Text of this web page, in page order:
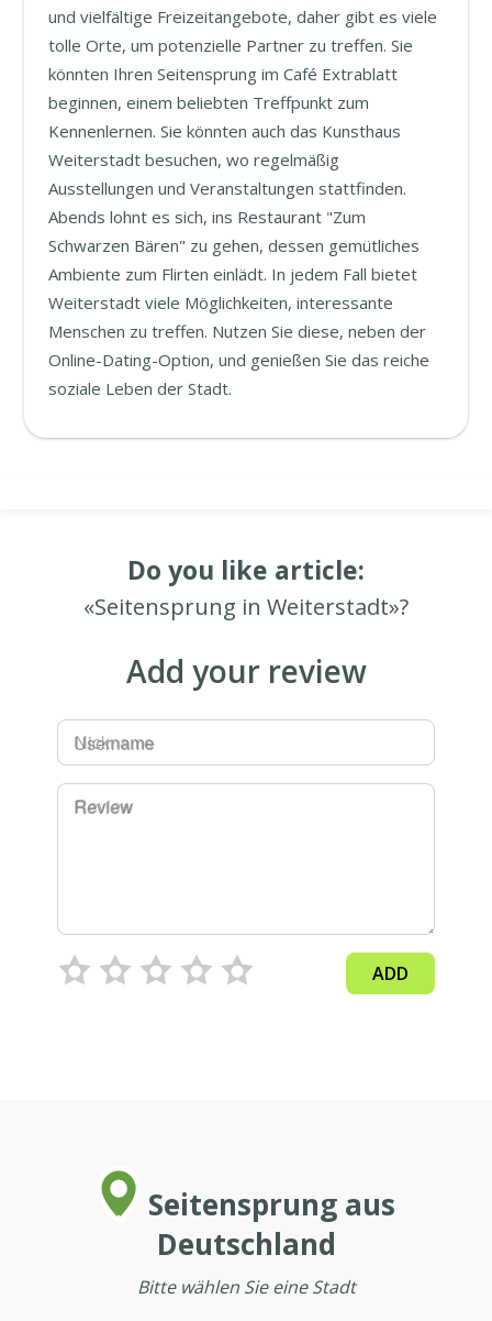
und vielfältige Freizeitangebote, daher gibt es viele
tolle Orte, um potenzielle Partner zu treffen. Sie
könnten Ihren Seitensprung im Café Extrablatt
beginnen, einem beliebten Treffpunkt zum
Kennenlernen. Sie könnten auch das Kunsthaus
Weiterstadt besuchen, wo regelmäßig
Ausstellungen und Veranstaltungen stattfinden.
Abends lohnt es sich, ins Restaurant "Zum
Schwarzen Bären" zu gehen, dessen gemütliches
Ambiente zum Flirten einlädt. In jedem Fall bietet
Weiterstadt viele Möglichkeiten, interessante
Menschen zu treffen. Nutzen Sie diese, neben der
Online-Dating-Option, und genießen Sie das reiche
soziale Leben der Stadt.
Do you like article:
«Seitensprung in Weiterstadt»?
Add your review
Username
Review
ADD
Seitensprung aus
Deutschland
Bitte wählen Sie eine Stadt